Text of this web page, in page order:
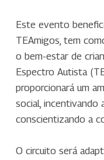
Este evento
TEAmigos, tem
o bem-estar de
Espectro Autista
proporcionará um
social, incentivando
conscientizando a
O circuito será